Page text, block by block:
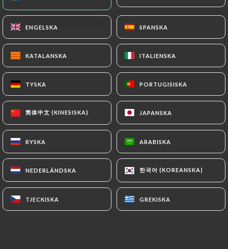
ENGELSKA SPANSKA
KATALANSKA ITALIENSKA
TYSKA PORTUGISISKA
简体中文 (KINESISKA) JAPANSKA
RYSKA ARABISKA
NEDERLÄNDSKA 한국어 (KOREANSKA)
TJECKISKA GREKISKA
HEM/KONTAKT
Kontakt
L'Estanquet
ENGELSKA SPANSKA
KATALANSKA ITALIENSKA
TYSKA PORTUGISISKA
简体中文 (KINESISKA) JAPANSKA
RYSKA ARABISKA
NEDERLÄNDSKA 한국어 (KOREANSKA)
TJECKISKA GREKISKA